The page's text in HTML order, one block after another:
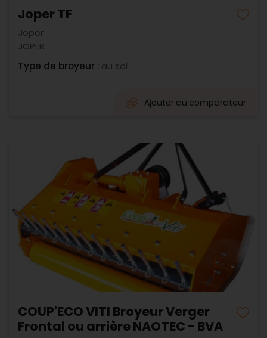
Joper TF
Joper
JOPER
Type de broyeur : au sol
Ajouter au comparateur
COUP'ECO VITI Broyeur Verger
Frontal ou arrière NAOTEC - BVA